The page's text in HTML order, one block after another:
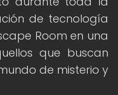
de tecnología
Room en una
que buscan
de misterio y